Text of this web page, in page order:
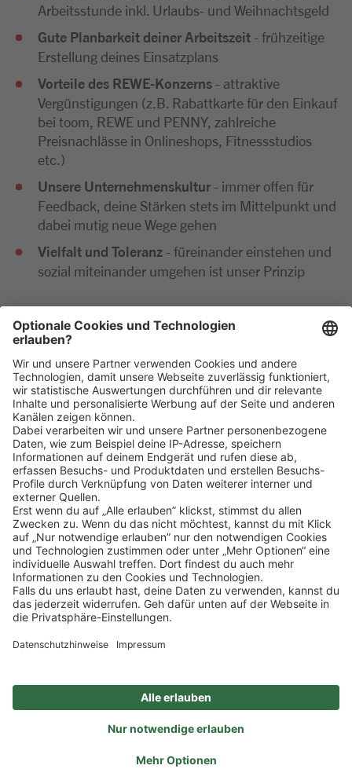
Arbeitsstunde inkl. Urlaubs- und Weihnachtsgeld
Gute Planbarkeit deiner Arbeitszeit - frühzeitige
Erstellung deines Einsatzplans
Vorteile des REWE-Konzerns - attraktive
Vergünstigungen (z.B. Rabattkarte für den Einkauf
bei toom, REWE und PENNY, zahlreiche
Preisnachlässe in Onlineshops, Fitnessstudios
etc.)
Unsere Unternehmenskultur - immer offen für
Feedback, deine Stärken stets im Mittelpunkt und
dabei mutig neue Wege gehen
Vielfalt und Toleranz - füreinander einstehen und
sozial miteinander umgehen ist unser Prinzip
diese ausschließlich digital ein. Im Anschluss an deine
Bewerbung kommen wir zeitnah per E-Mail oder
telefonisch auf dich zu.
Klickehier, um alle offenen Jobs zu sehen.
Impressum Datenschutz
Privatsphäre-Einstellungen
FAQ
Veranstaltungen
Sitemap